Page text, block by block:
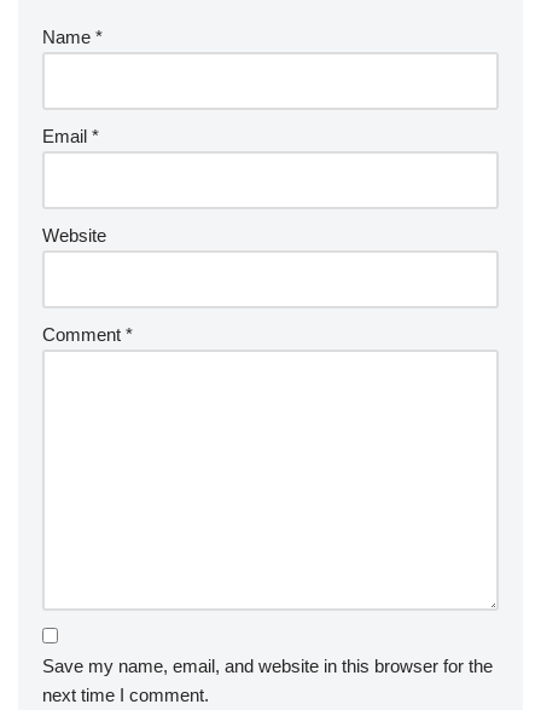
Name *
Email *
Website
Comment *
Save my name, email, and website in this browser for the
next time I comment.